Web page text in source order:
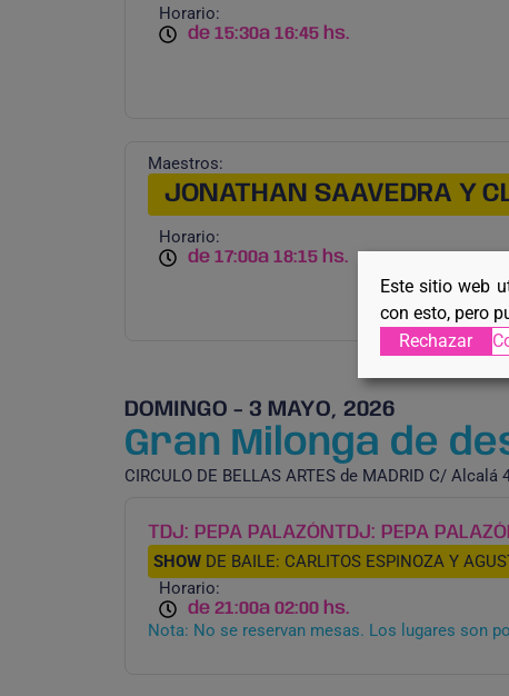
Horario:
de 15:30a 16:45 hs.
Maestros:
JONATHAN SAAVEDRA Y
Horario:
de 17:00a 18:15 hs.
DOMINGO - 3 MAYO, 2026
Gran Milonga de
CIRCULO DE BELLAS ARTES de MADRID C/ Alcalá
TDJ: PEPA PALAZÓNTDJ: PEPA
SHOW DE BAILE: CARLITOS ESPINOZA Y
Horario:
de 21:00a 02:00 hs.
Nota: No se reservan mesas. Los lugares son
Este sitio web
con esto, pero
Rechazar